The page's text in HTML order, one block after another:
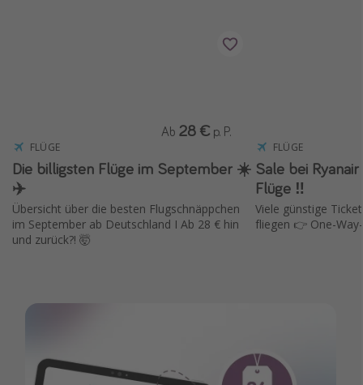
FLÜGE
Die billigsten Flüge im September ☀️
✈️
Übersicht über die besten Flugschnäppchen
im September ab Deutschland I Ab 28 € hin
und zurück?! 🤯
Ab 28 € p. P.
FLÜGE
Sale bei Ryanair ✈️ 15 %
Flüge ‼️
Viele günstige
fliegen 👉 One-